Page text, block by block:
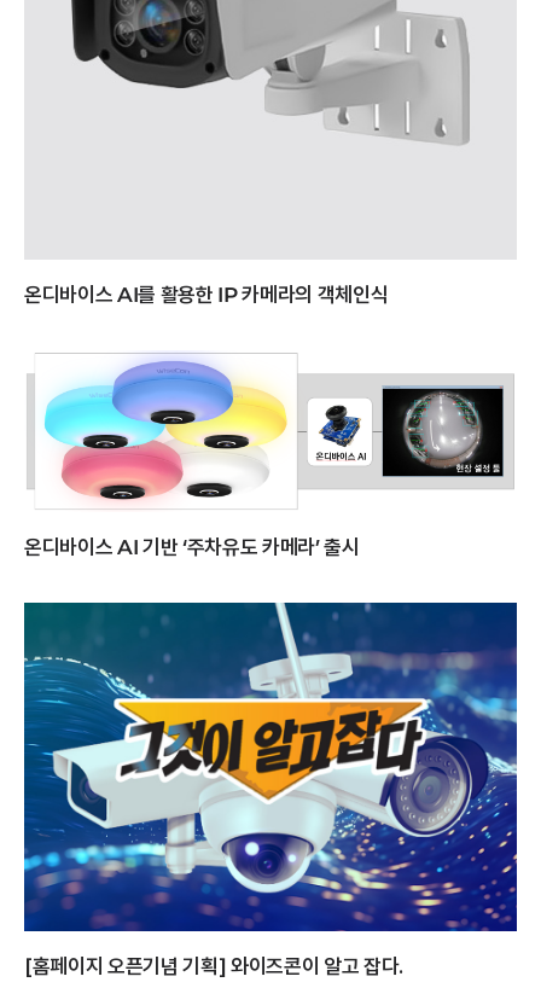
온디바이스 AI를 활용한 IP 카메라의 객체인식
온디바이스 AI 기반 ‘주차유도 카메라’ 출시
[홈페이지 오픈기념 기획] 와이즈콘이 알고 잡다.